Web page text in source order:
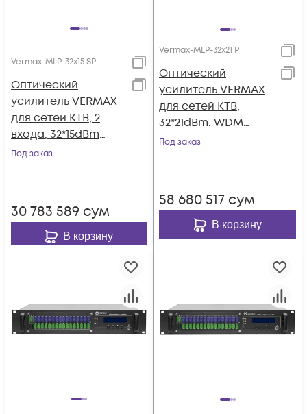
Vermax-MLP-32x15 SP
Оптический
усилитель VERMAX
для сетей КТВ, 2
входа, 32*15dBm
выхода, WDM
Под заказ
30 783 589 сум
В корзину
Vermax-MLP-32x21 P
Оптический
усилитель VERMAX
для сетей КТВ,
32*21dBm, WDM
фильтр PON
Под заказ
58 680 517 сум
В корзину